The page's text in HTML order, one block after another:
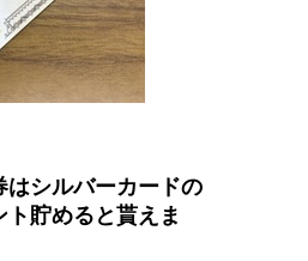
はシルバーカードの
ト貯めると貰えま